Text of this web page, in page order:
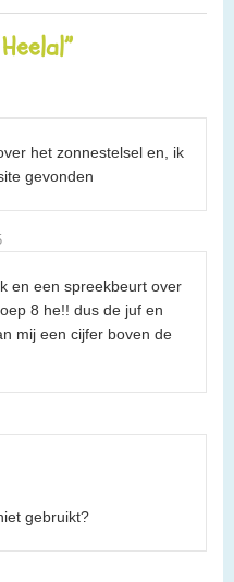
het zonnestelsel en, ik
gevonden
en een spreekbeurt over
8 he!! dus de juf en
mij een cijfer boven de
gebruikt?